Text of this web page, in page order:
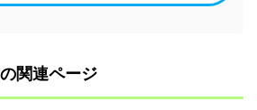
関連ページ